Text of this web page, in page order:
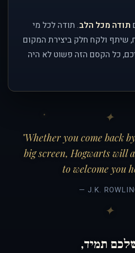
תודה מכל הלב. תודה לכל מי
שיתף ולקח חלק ביצירת המקום
כל הקסם הזה פשוט לא היה
"Whether you come back
big screen, Hogwarts will
to welcome you
— J.K.
תמיד,